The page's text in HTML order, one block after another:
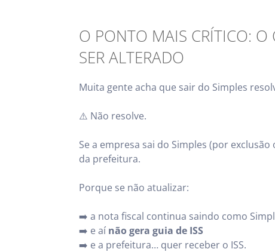
O PONTO MAIS CRÍTICO: O
SER ALTERADO
Muita gente acha que sair do Simples
⚠️ Não resolve.
Se a empresa sai do Simples (por
da prefeitura.
Porque se não atualizar:
➡️ a nota fiscal continua saindo como
➡️ e aí não gera guia de ISS
➡️ e a prefeitura… quer receber o ISS.